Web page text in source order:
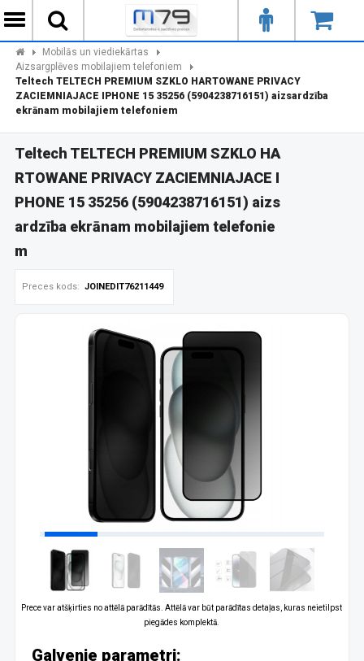
Mobilās un viediekārtas
Aizsargplēves mobilajiem telefoniem
Teltech TELTECH PREMIUM SZKLO HARTOWANE PRIVACY
ZACIEMNIAJACE IPHONE 15 35256 (5904238716151) aizsardzība
ekrānam mobilajiem telefoniem
Teltech TELTECH PREMIUM SZKLO HA
RTOWANE PRIVACY ZACIEMNIAJACE I
PHONE 15 35256 (5904238716151) aizs
ardzība ekrānam mobilajiem telefonie
m
Preces kods: JOINEDIT76211449
Prece var atšķirties no attēlā parādītās. Attēlā var būt parādītas detaļas, kuras neietilpst
piegādes komplektā.
Galvenie parametri: